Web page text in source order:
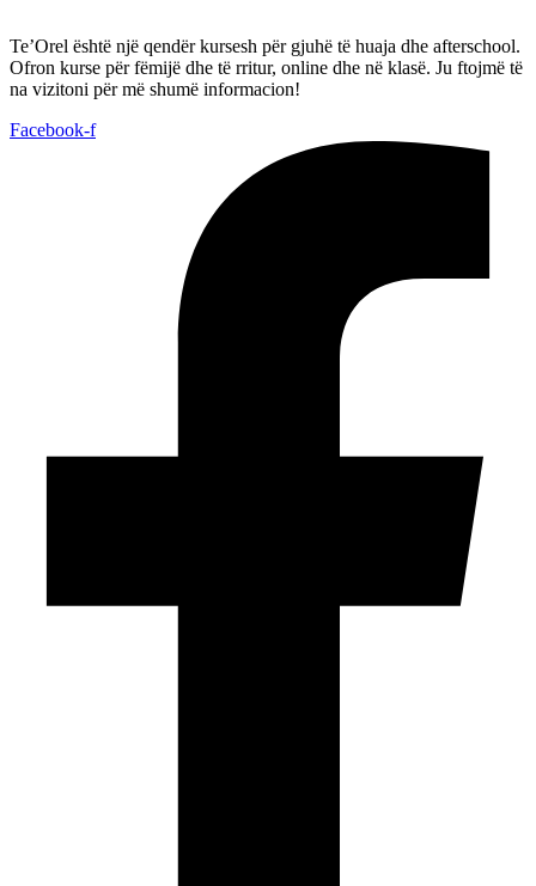
Te’Orel është një qendër kursesh për gjuhë të huaja dhe afterschool.
Ofron kurse për fëmijë dhe të rritur, online dhe në klasë. Ju ftojmë të
na vizitoni për më shumë informacion!
Facebook-f